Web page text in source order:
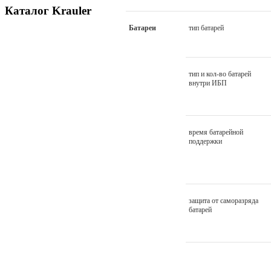
Каталог Krauler
Батареи тип батарей
тип и кол-во батарей
внутри ИБП
время батарейной
поддержки
защита от саморазряда
батарей